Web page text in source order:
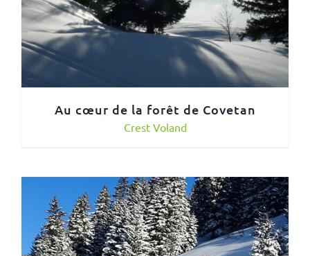
Au cœur de la forêt de Covetan
Crest Voland